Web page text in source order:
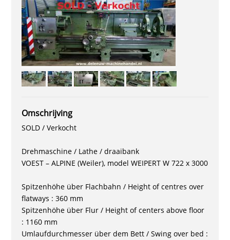
Omschrijving
SOLD / Verkocht
Drehmaschine / Lathe / draaibank
VOEST – ALPINE (Weiler), model WEIPERT W 722 x 3000
Spitzenhöhe über Flachbahn / Height of centres over
flatways : 360 mm
Spitzenhöhe über Flur / Height of centers above floor
: 1160 mm
Umlaufdurchmesser über dem Bett / Swing over bed :